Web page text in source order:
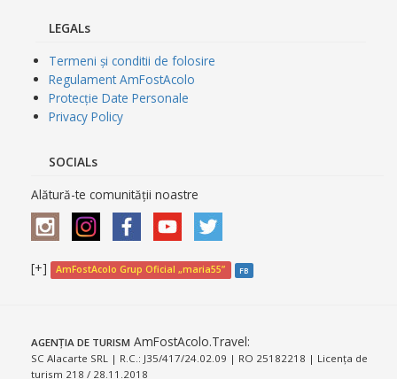
LEGALs
Termeni și conditii de folosire
Regulament AmFostAcolo
Protecție Date Personale
Privacy Policy
SOCIALs
Alătură-te comunității noastre
[+] AmFostAcolo Grup Oficial „maria55” FB
AGENȚIA DE TURISM AmFostAcolo.Travel:
SC Alacarte SRL | R.C.: J35/417/24.02.09 | RO 25182218 | Licența de
turism 218 / 28.11.2018